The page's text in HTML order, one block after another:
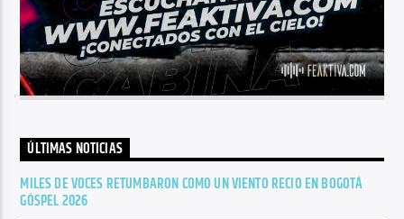
ÚLTIMAS NOTICIAS
MILES DE VOCES RETUMBARON COMO UN VIENTO RECIO EN BOGOTÁ
GÓSPEL 2026